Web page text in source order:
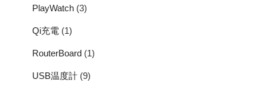
PlayWatch (3)
Qi充電 (1)
RouterBoard (1)
USB温度計 (9)